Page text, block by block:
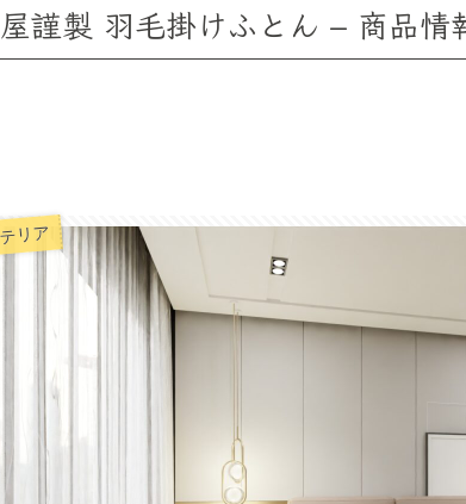
謹製 羽毛掛けふとん – 商品情
リア